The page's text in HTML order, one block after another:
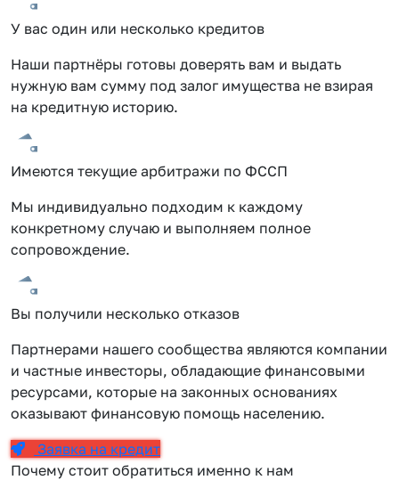
У вас один или несколько кредитов
Наши партнёры готовы доверять вам и выдать
нужную вам сумму под залог имущества не взирая
на кредитную историю.
Имеются текущие арбитражи по ФССП
Мы индивидуально подходим к каждому
конкретному случаю и выполняем полное
сопровождение.
Вы получили несколько отказов
Партнерами нашего сообщества являются компании
и частные инвесторы, обладающие финансовыми
ресурсами, которые на законных основаниях
оказывают финансовую помощь населению.
Заявка на кредит
Почему стоит обратиться именно к нам